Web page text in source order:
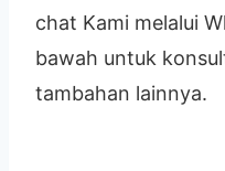
chat Kami melalui
bawah untuk
tambahan lainnya.